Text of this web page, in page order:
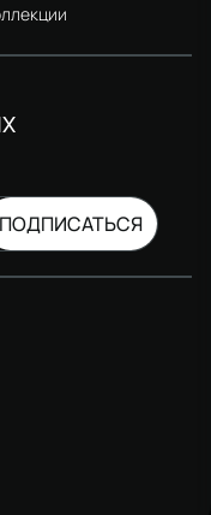
ПОДПИСАТЬСЯ